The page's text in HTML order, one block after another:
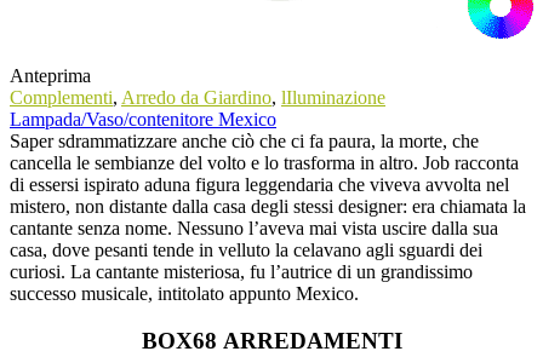
Anteprima
Complementi, Arredo da Giardino, lIluminazione
Lampada/Vaso/contenitore Mexico
Saper sdrammatizzare anche ciò che ci fa paura, la morte, che
cancella le sembianze del volto e lo trasforma in altro. Job racconta
di essersi ispirato aduna figura leggendaria che viveva avvolta nel
mistero, non distante dalla casa degli stessi designer: era chiamata la
cantante senza nome. Nessuno l’aveva mai vista uscire dalla sua
casa, dove pesanti tende in velluto la celavano agli sguardi dei
curiosi. La cantante misteriosa, fu l’autrice di un grandissimo
successo musicale, intitolato appunto Mexico.
BOX68 ARREDAMENTI